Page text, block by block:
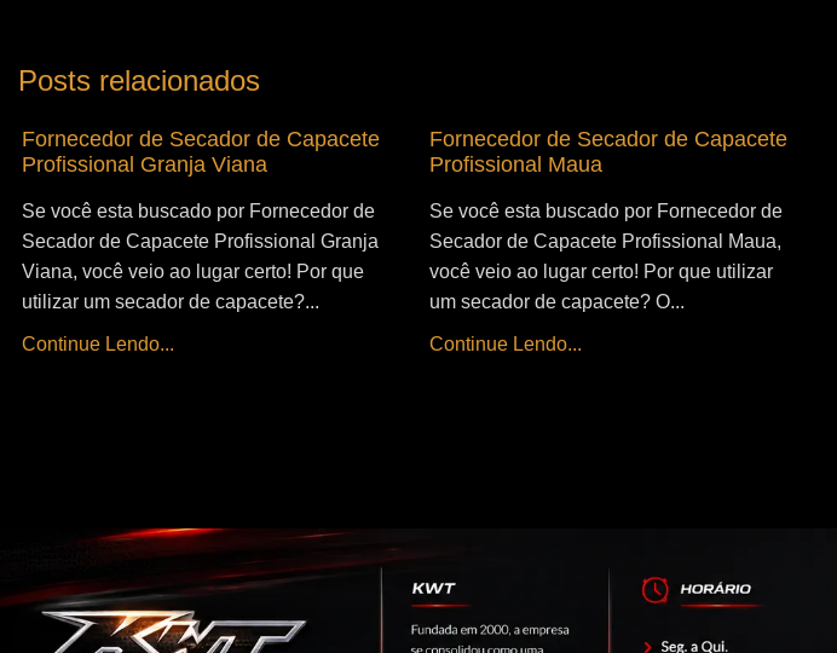
Posts relacionados
Fornecedor de Secador de Capacete
Profissional Granja Viana
Se você esta buscado por Fornecedor de
Secador de Capacete Profissional Granja
Viana, você veio ao lugar certo! Por que
utilizar um secador de capacete?...
Continue Lendo...
Fornecedor de Secador de Capacete
Profissional Maua
Se você esta buscado por Fornecedor de
Secador de Capacete Profissional Maua,
você veio ao lugar certo! Por que utilizar
um secador de capacete? O...
Continue Lendo...